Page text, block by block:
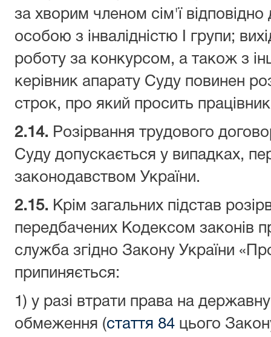
за хворим членом сім'ї
особою з інвалідністю I групи;
роботу за конкурсом, а також з
керівник апарату Суду повинен
строк, про який просить
2.14. Розірвання трудового
Суду допускається у випадках,
законодавством України.
2.15. Крім загальних підстав
передбачених Кодексом законів
служба згідно Закону України
припиняється:
1) у разі втрати права на
обмеження (стаття 84 цього